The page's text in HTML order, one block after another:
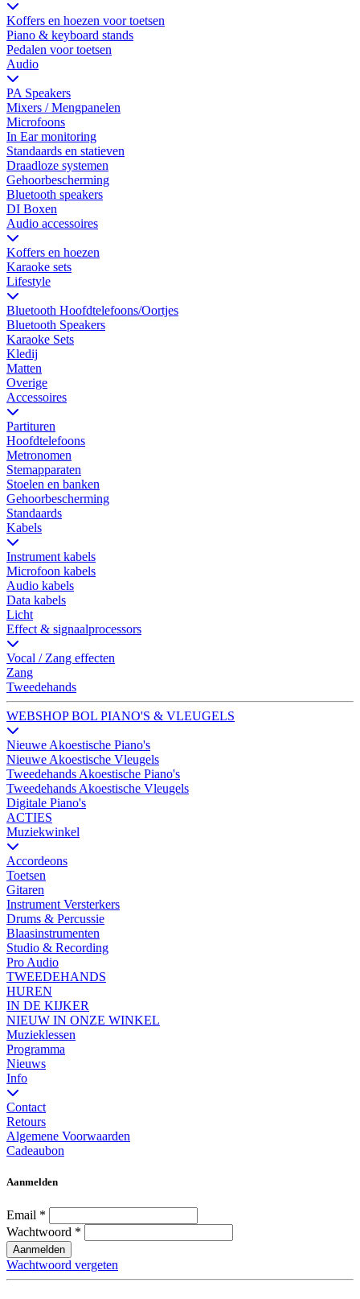
Koffers en hoezen voor toetsen
Piano & keyboard stands
Pedalen voor toetsen
Audio
PA Speakers
Mixers / Mengpanelen
Microfoons
In Ear monitoring
Standaards en statieven
Draadloze systemen
Gehoorbescherming
Bluetooth speakers
DI Boxen
Audio accessoires
Koffers en hoezen
Karaoke sets
Lifestyle
Bluetooth Hoofdtelefoons/Oortjes
Bluetooth Speakers
Karaoke Sets
Kledij
Matten
Overige
Accessoires
Partituren
Hoofdtelefoons
Metronomen
Stemapparaten
Stoelen en banken
Gehoorbescherming
Standaards
Kabels
Instrument kabels
Microfoon kabels
Audio kabels
Data kabels
Licht
Effect & signaalprocessors
Vocal / Zang effecten
Zang
Tweedehands
WEBSHOP BOL PIANO'S & VLEUGELS
Nieuwe Akoestische Piano's
Nieuwe Akoestische Vleugels
Tweedehands Akoestische Piano's
Tweedehands Akoestische Vleugels
Digitale Piano's
ACTIES
Muziekwinkel
Accordeons
Toetsen
Gitaren
Instrument Versterkers
Drums & Percussie
Blaasinstrumenten
Studio & Recording
Pro Audio
TWEEDEHANDS
HUREN
IN DE KIJKER
NIEUW IN ONZE WINKEL
Muzieklessen
Programma
Nieuws
Info
Contact
Retours
Algemene Voorwaarden
Cadeaubon
Aanmelden
Email *
Wachtwoord *
Aanmelden
Wachtwoord vergeten